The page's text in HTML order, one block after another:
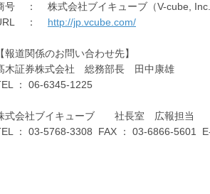
号 ： 株式会社ブイキューブ（V-cube, Inc.
： http://jp.vcube.com/
【報道関係のお問い合わせ先】
木証券株式会社 総務部長 田中康雄
： 06-6345-1225
式会社ブイキューブ 社長室 広報担当
： 03-5768-3308 FAX ： 03-6866-5601